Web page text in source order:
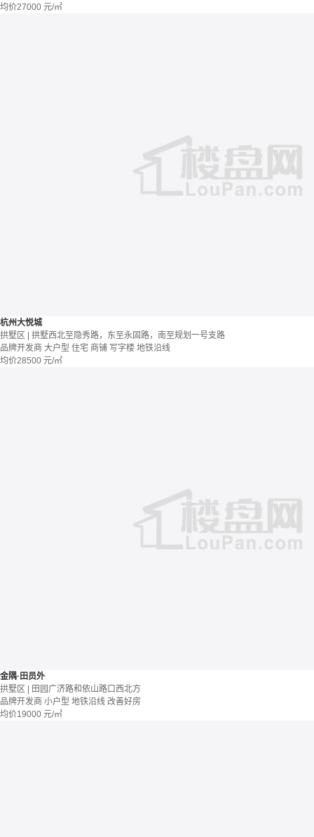
均价27000 元/㎡
杭州大悦城
拱墅区 | 拱墅西北至隐秀路，东至永固路，南至规划一号支路
品牌开发商 大户型 住宅 商铺 写字楼 地铁沿线
均价28500 元/㎡
金隅·田员外
拱墅区 | 田园广济路和依山路口西北方
品牌开发商 小户型 地铁沿线 改善好房
均价19000 元/㎡